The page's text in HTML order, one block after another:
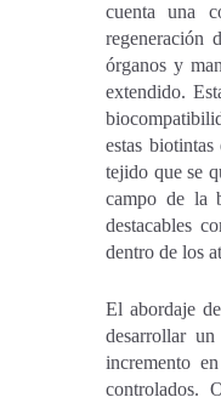
cuenta una
regeneración
órganos y
extendido.
estas
tejido que se
campo de la
destacables
dentro de los
El abordaje
desarrollar
incremento
controlados.